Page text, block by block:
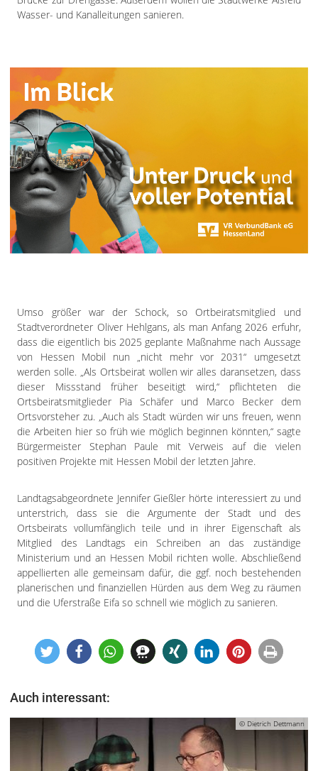
Wasser- und Kanalleitungen sanieren.
Umso größer war der Schock, so Ortbeiratsmitglied und
Stadtverordneter Oliver Hehlgans, als man Anfang 2026 erfuhr,
dass die eigentlich bis 2025 geplante Maßnahme nach Aussage
von Hessen Mobil nun „nicht mehr vor 2031“ umgesetzt
werden solle. „Als Ortsbeirat wollen wir alles daransetzen, dass
dieser Missstand früher beseitigt wird,“ pflichteten die
Ortsbeiratsmitglieder Pia Schäfer und Marco Becker dem
Ortsvorsteher zu. „Auch als Stadt würden wir uns freuen, wenn
die Arbeiten hier so früh wie möglich beginnen könnten,“ sagte
Bürgermeister Stephan Paule mit Verweis auf die vielen
positiven Projekte mit Hessen Mobil der letzten Jahre.
Landtagsabgeordnete Jennifer Gießler hörte interessiert zu und
unterstrich, dass sie die Argumente der Stadt und des
Ortsbeirats vollumfänglich teile und in ihrer Eigenschaft als
Mitglied des Landtags ein Schreiben an das zuständige
Ministerium und an Hessen Mobil richten wolle. Abschließend
appellierten alle gemeinsam dafür, die ggf. noch bestehenden
planerischen und finanziellen Hürden aus dem Weg zu räumen
und die Uferstraße Eifa so schnell wie möglich zu sanieren.
Auch interessant:
© Dietrich Dettmann